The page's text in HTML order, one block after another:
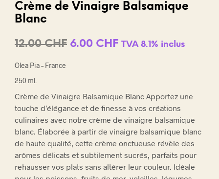
Crème de Vinaigre Balsamique
Blanc
12.00CHF Le
était :
12.00 CHF.
6.00 CHFLe
est :
6.00 CHF.
TVA 8.1% inclus
Olea Pia – France
250 ml.
Crème de Vinaigre Balsamique Blanc Apportez une
touche d’élégance et de finesse à vos créations
culinaires avec notre crème de vinaigre balsamique
blanc. Élaborée à partir de vinaigre balsamique blanc
de haute qualité, cette crème onctueuse révèle des
arômes délicats et subtilement sucrés, parfaits pour
rehausser vos plats sans altérer leur couleur. Idéale